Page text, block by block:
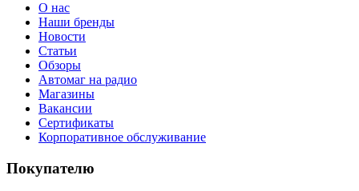
О нас
Наши бренды
Новости
Статьи
Обзоры
Автомаг на радио
Магазины
Вакансии
Сертификаты
Корпоративное обслуживание
Покупателю